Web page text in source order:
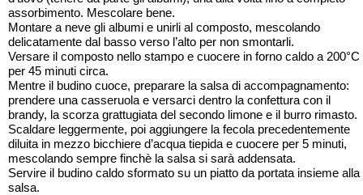
assorbimento. Mescolare bene.
Montare a neve gli albumi e unirli al composto, mescolando
delicatamente dal basso verso l’alto per non smontarli.
Versare il composto nello stampo e cuocere in forno caldo a 200°C
per 45 minuti circa.
Mentre il budino cuoce, preparare la salsa di accompagnamento:
prendere una casseruola e versarci dentro la confettura con il
brandy, la scorza grattugiata del secondo limone e il burro rimasto.
Scaldare leggermente, poi aggiungere la fecola precedentemente
diluita in mezzo bicchiere d’acqua tiepida e cuocere per 5 minuti,
mescolando sempre finchè la salsa si sarà addensata.
Servire il budino caldo sformato su un piatto da portata insieme alla
salsa.